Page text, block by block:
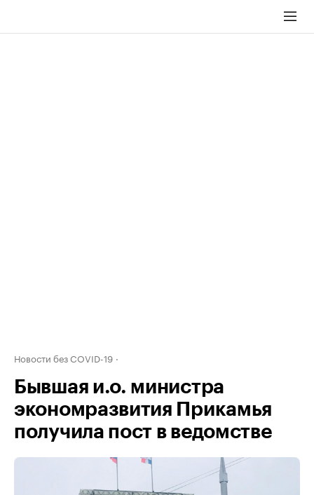
Новости без COVID-19
Бывшая и.о. министра
экономразвития Прикамья
получила пост в ведомстве